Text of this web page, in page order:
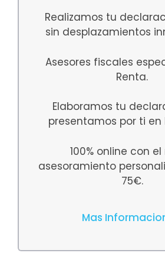
Realizamos tu
sin desplazamientos
Asesores fiscales
Renta.
Elaboramos tu
presentamos por ti en
100% online con
asesoramiento
75€.
Mas